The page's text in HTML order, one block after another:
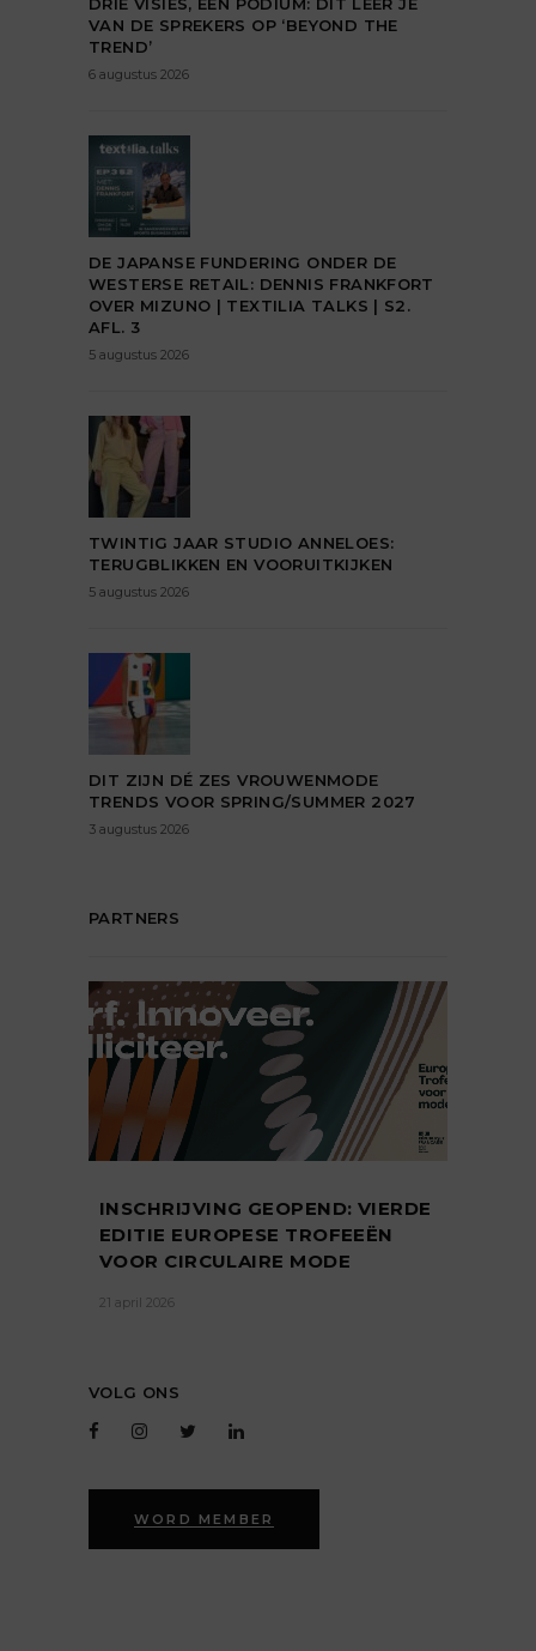
VAN DE SPREKERS OP ‘BEYOND THE
TREND’
6 augustus 2026
DE JAPANSE FUNDERING ONDER DE
WESTERSE RETAIL: DENNIS FRANKFORT
OVER MIZUNO | TEXTILIA TALKS | S2.
AFL. 3
5 augustus 2026
TWINTIG JAAR STUDIO ANNELOES:
TERUGBLIKKEN EN VOORUITKIJKEN
5 augustus 2026
DIT ZIJN DÉ ZES VROUWENMODE
TRENDS VOOR SPRING/SUMMER 2027
3 augustus 2026
PARTNERS
INSCHRIJVING GEOPEND: VIERDE
EDITIE EUROPESE TROFEEËN
VOOR CIRCULAIRE MODE
21 april 2026
VOLG ONS
WORD MEMBER